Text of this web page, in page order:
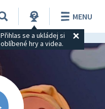
Přihlas se a ukládej si
oblíbené hry a videa.
MENU